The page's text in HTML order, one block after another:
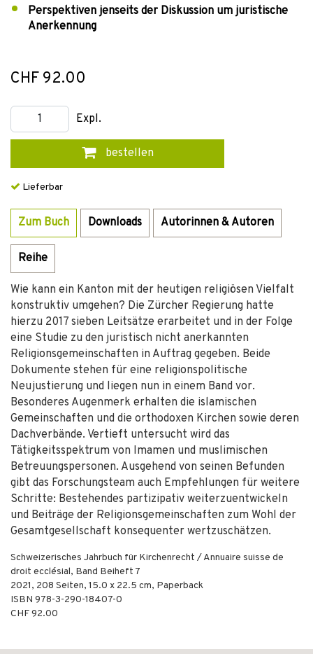
Perspektiven jenseits der Diskussion um juristische
Anerkennung
CHF 92.00
Expl.
bestellen
Lieferbar
Zum Buch Downloads Autorinnen & Autoren
Reihe
Wie kann ein Kanton mit der heutigen religiösen Vielfalt
konstruktiv umgehen? Die Zürcher Regierung hatte
hierzu 2017 sieben Leitsätze erarbeitet und in der Folge
eine Studie zu den juristisch nicht anerkannten
Religionsgemeinschaften in Auftrag gegeben. Beide
Dokumente stehen für eine religionspolitische
Neujustierung und liegen nun in einem Band vor.
Besonderes Augenmerk erhalten die islamischen
Gemeinschaften und die orthodoxen Kirchen sowie deren
Dachverbände. Vertieft untersucht wird das
Tätigkeitsspektrum von Imamen und muslimischen
Betreuungspersonen. Ausgehend von seinen Befunden
gibt das Forschungsteam auch Empfehlungen für weitere
Schritte: Bestehendes partizipativ weiterzuentwickeln
und Beiträge der Religionsgemeinschaften zum Wohl der
Gesamtgesellschaft konsequenter wertzuschätzen.
Schweizerisches Jahrbuch für Kirchenrecht / Annuaire suisse de
droit ecclésial, Band Beiheft 7
2021, 208 Seiten, 15.0 x 22.5 cm, Paperback
ISBN 978-3-290-18407-0
CHF 92.00